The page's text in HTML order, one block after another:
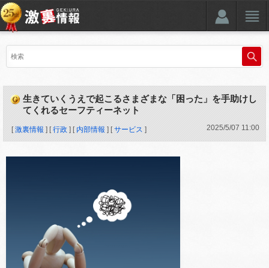
生きていくうえで起こるさまざまな「困った」を手助けし
てくれるセーフティーネット
[激裏情報 ] [行政 ] [ 内部情報 ] [サービス ] 2025/5/07 11:00